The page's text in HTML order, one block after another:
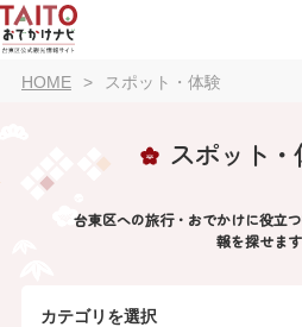
HOME スポット・体験
スポット
台東区への旅行・おでかけに役立
報を探せます
カテゴリを選択